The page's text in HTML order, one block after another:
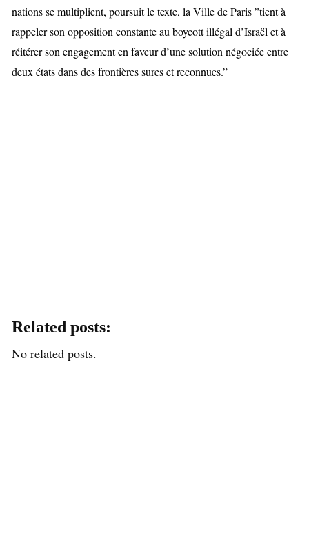
nations se multiplient, poursuit le texte, la Ville de Paris ”tient à
rappeler son opposition constante au boycott illégal d’Israël et à
réitérer son engagement en faveur d’une solution négociée entre
deux états dans des frontières sures et reconnues.”
Related posts:
No related posts.